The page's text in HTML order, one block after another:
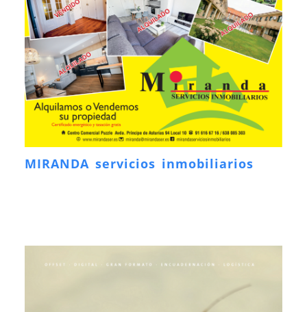
MIRANDA servicios inmobiliarios